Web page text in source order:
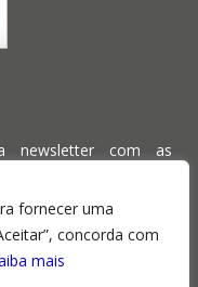
fornecer uma
concorda com
mais
newsletter com as